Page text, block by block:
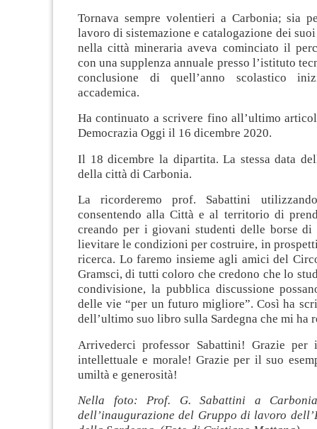
Tornava sempre volentieri a Carbonia; sia
lavoro di sistemazione e catalogazione dei
nella città mineraria aveva cominciato il
con una supplenza annuale presso l’istituto
conclusione di quell’anno scolastico
accademica.
Ha continuato a scrivere fino all’ultimo
Democrazia Oggi il 16 dicembre 2020.
Il 18 dicembre la dipartita. La stessa data
della città di Carbonia.
La ricorderemo prof. Sabattini
consentendo alla Città e al territorio di
creando per i giovani studenti delle borse di
lievitare le condizioni per costruire, in
ricerca. Lo faremo insieme agli amici del
Gramsci, di tutti coloro che credono che lo
condivisione, la pubblica discussione
delle vie “per un futuro migliore”. Così ha
dell’ultimo suo libro sulla Sardegna che mi ha
Arrivederci professor Sabattini! Grazie per
intellettuale e morale! Grazie per il suo
umiltà e generosità!
Nella foto: Prof. G. Sabattini a
dell’inaugurazione del Gruppo di lavoro